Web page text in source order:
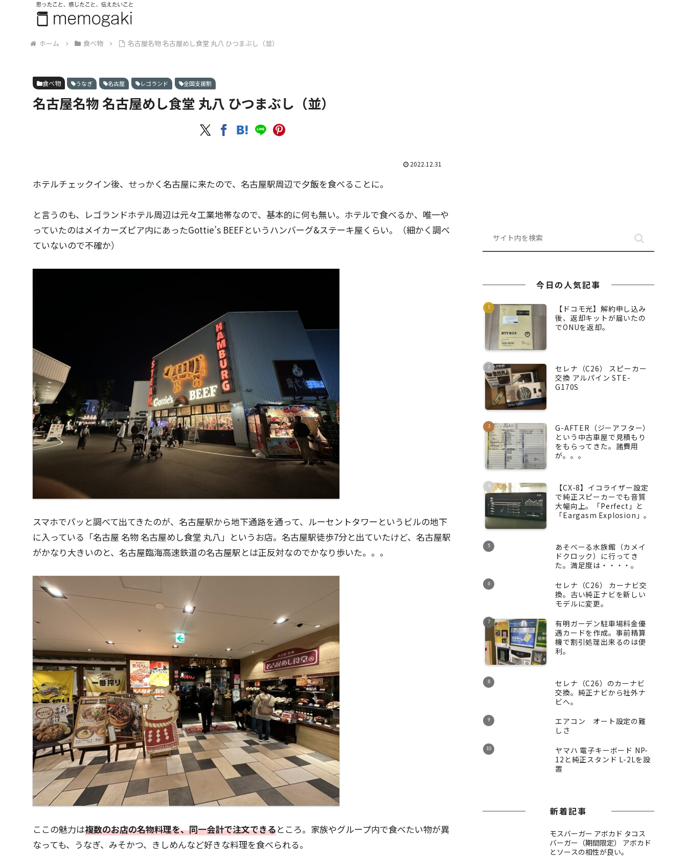
ホーム 食べ物 名古屋名物 名古屋めし食堂 丸八 ひつまぶし（並）
食べ物 うなぎ 名古屋 レゴランド 全国支援割
名古屋名物 名古屋めし食堂 丸八 ひつまぶし（並）
2022.12.31
ホテルチェックイン後、せっかく名古屋に来たので、名古屋駅周辺で夕飯を食べることに。
と言うのも、レゴランドホテル周辺は元々工業地帯なので、基本的に何も無い。ホテルで食べるか、唯一や
っていたのはメイカーズピア内にあったGottie’s BEEFというハンバーグ&ステーキ屋くらい。（細かく調べ
ていないので不確か）
スマホでパッと調べて出てきたのが、名古屋駅から地下通路を通って、ルーセントタワーというビルの地下
に入っている「名古屋 名物 名古屋めし食堂 丸八」というお店。名古屋駅徒歩7分と出ていたけど、名古屋駅
がかなり大きいのと、名古屋臨海高速鉄道の名古屋駅とは正反対なのでかなり歩いた。。。
ここの魅力は複数のお店の名物料理を、同一会計で注文できるところ。家族やグループ内で食べたい物が異
なっても、うなぎ、みそかつ、きしめんなど好きな料理を食べられる。
今日の人気記事
【ドコモ光】解約申し込み
後、返却キットが届いたの
でONUを返却。
セレナ（C26） スピーカー
交換 アルパイン STE-
G170S
G-AFTER（ジーアフター）
という中古車屋で見積もり
をもらってきた。諸費用
が。。。
【CX-8】イコライザー設定
で純正スピーカーでも音質
大幅向上。「Perfect」と
「Eargasm Explosion」。
あそべーる水族館（カメイ
ドクロック）に行ってき
た。満足度は・・・・。
セレナ（C26） カーナビ交
換。古い純正ナビを新しい
モデルに変更。
有明ガーデン駐車場料金優
遇カードを作成。事前精算
機で割引処理出来るのは便
利。
セレナ（C26）のカーナビ
交換。純正ナビから社外ナ
ビへ。
エアコン オート設定の難
しさ
ヤマハ 電子キーボード NP-
12と純正スタンド L-2Lを設
置
新着記事
モスバーガー アボカド タコス
バーガー（期間限定） アボカド
とソースの相性が良い。